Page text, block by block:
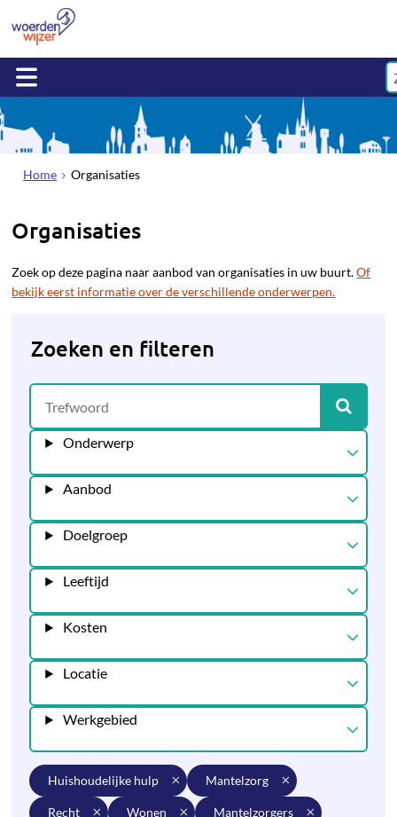
Home Organisaties
Organisaties
Zoek op deze pagina naar aanbod van organisaties in uw buurt.Of
bekijk eerst informatie over de verschillende onderwerpen.
Zoeken en filteren
Onderwerp
Aanbod
Doelgroep
Leeftijd
Kosten
Locatie
Werkgebied
huishoudelijke hulp mantelzorg
recht wonen mantelzorgers